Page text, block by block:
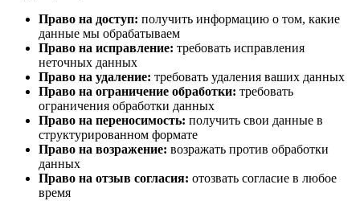
Право на доступ: получить информацию о том, какие
данные мы обрабатываем
Право на исправление: требовать исправления
неточных данных
Право на удаление: требовать удаления ваших данных
Право на ограничение обработки: требовать
ограничения обработки данных
Право на переносимость: получить свои данные в
структурированном формате
Право на возражение: возражать против обработки
данных
Право на отзыв согласия: отозвать согласие в любое
время